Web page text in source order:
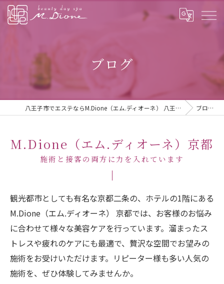
ブログ
八王子市でエステならM.Dione（エム.ディオーネ） 八王子 ブログ
M.Dione（エム.ディオーネ）京都
施術と接客の両方に力を入れています
観光都市としても有名な京都二条の、ホテルの1階にある
M.Dione（エム.ディオーネ） 京都では、お客様のお悩み
に合わせて様々な美容ケアを行っています。溜まったス
トレスや疲れのケアにも最適で、贅沢な空間でお望みの
施術をお受けいただけます。リピーター様も多い人気の
施術を、ぜひ体験してみませんか。